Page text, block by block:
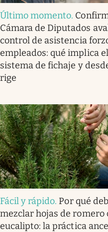
Último momento.
Cámara de Diputados
control de asistencia
empleados: qué implica
sistema de fichaje y
rige
Fácil y rápido. Por qué
mezclar hojas de romero
eucalipto: la práctica